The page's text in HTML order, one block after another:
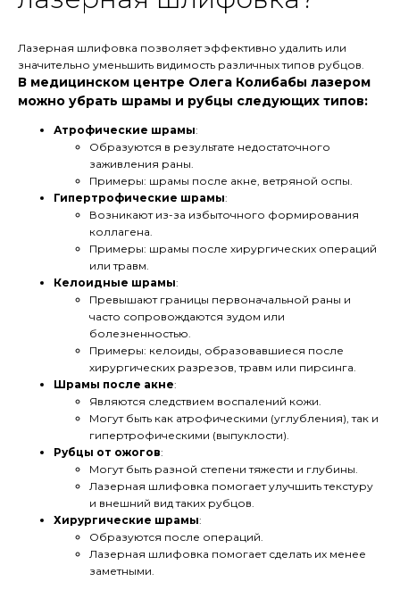
Лазерная шлифовка позволяет эффективно удалить или
значительно уменьшить видимость различных типов рубцов.
В медицинском центре Олега Колибабы лазером
можно убрать шрамы и рубцы следующих типов:
Атрофические шрамы:
Образуются в результате недостаточного
заживления раны.
Примеры: шрамы после акне, ветряной оспы.
Гипертрофические шрамы:
Возникают из-за избыточного формирования
коллагена.
Примеры: шрамы после хирургических операций
или травм.
Келоидные шрамы:
Превышают границы первоначальной раны и
часто сопровождаются зудом или
болезненностью.
Примеры: келоиды, образовавшиеся после
хирургических разрезов, травм или пирсинга.
Шрамы после акне:
Являются следствием воспалений кожи.
Могут быть как атрофическими (углубления), так и
гипертрофическими (выпуклости).
Рубцы от ожогов:
Могут быть разной степени тяжести и глубины.
Лазерная шлифовка помогает улучшить текстуру
и внешний вид таких рубцов.
Хирургические шрамы:
Образуются после операций.
Лазерная шлифовка помогает сделать их менее
заметными.